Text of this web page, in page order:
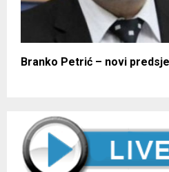
Branko Petrić – novi